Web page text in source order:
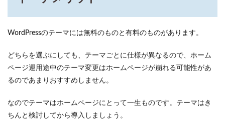
メリ
デメ
1.1
テー
メリ
ット
＆デ
WordPressのテーマには無料のものと有料のものがあります。
どちらを選ぶにしても、テーマごとに仕様が異なるので、ホーム
ページ運用途中のテーマ変更はホームページが崩れる可能性があ
るのであまりおすすめしません。
なのでテーマはホームページにとって一生ものです。テーマはき
ちんと検討してから導入しましょう。